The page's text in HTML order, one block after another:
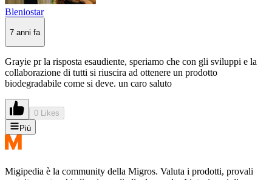
Bleniostar
7 anni fa
Grayie pr la risposta esaudiente, speriamo che con gli sviluppi e la
collaborazione di tutti si riuscira ad ottenere un prodotto
biodegradabile come si deve. un caro saluto
0 Likes
Più
Migipedia è la community della Migros. Valuta i prodotti, provali